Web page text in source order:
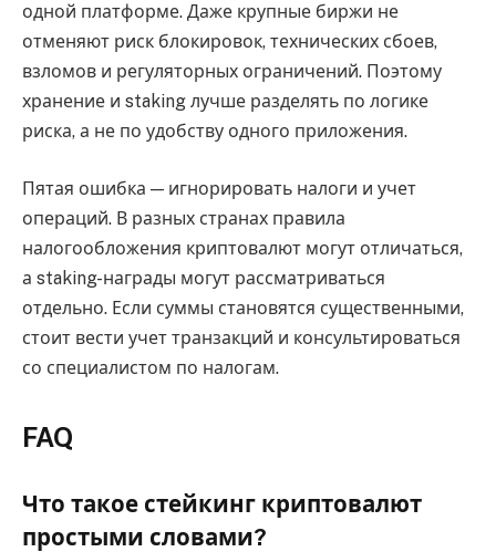
одной платформе. Даже крупные биржи не
отменяют риск блокировок, технических сбоев,
взломов и регуляторных ограничений. Поэтому
хранение и staking лучше разделять по логике
риска, а не по удобству одного приложения.
Пятая ошибка — игнорировать налоги и учет
операций. В разных странах правила
налогообложения криптовалют могут отличаться,
а staking-награды могут рассматриваться
отдельно. Если суммы становятся существенными,
стоит вести учет транзакций и консультироваться
со специалистом по налогам.
FAQ
Что такое стейкинг криптовалют
простыми словами?